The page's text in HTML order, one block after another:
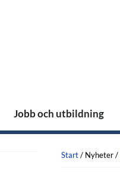
Jobb och utbildning
Start/ Nyheter/